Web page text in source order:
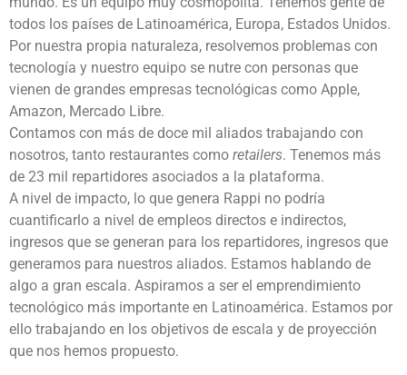
todos los países de Latinoamérica, Europa, Estados Unidos.
Por nuestra propia naturaleza, resolvemos problemas con
tecnología y nuestro equipo se nutre con personas que
vienen de grandes empresas tecnológicas como Apple,
Amazon, Mercado Libre.
Contamos con más de doce mil aliados trabajando con
nosotros, tanto restaurantes como retailers. Tenemos más
de 23 mil repartidores asociados a la plataforma.
A nivel de impacto, lo que genera Rappi no podría
cuantificarlo a nivel de empleos directos e indirectos,
ingresos que se generan para los repartidores, ingresos que
generamos para nuestros aliados. Estamos hablando de
algo a gran escala. Aspiramos a ser el emprendimiento
tecnológico más importante en Latinoamérica. Estamos por
ello trabajando en los objetivos de escala y de proyección
que nos hemos propuesto.